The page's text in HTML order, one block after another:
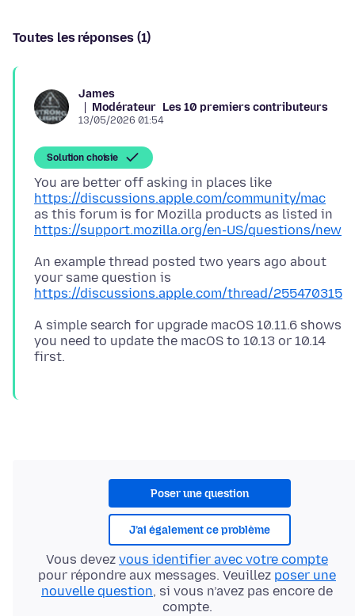
Toutes les réponses (1)
James
Modérateur Les 10 premiers contributeurs
13/05/2026 01:54
Solution choisie
You are better off asking in places like
https://discussions.apple.com/community/mac
as this forum is for Mozilla products as listed in
https://support.mozilla.org/en-US/questions/new
An example thread posted two years ago about
your same question is
https://discussions.apple.com/thread/255470315
A simple search for upgrade macOS 10.11.6 shows
you need to update the macOS to 10.13 or 10.14
Poser une question
J’ai également ce problème
Vous devez vous identifier avec votre compte
pour répondre aux messages. Veuillez poser une
nouvelle question, si vous n’avez pas encore de
compte.